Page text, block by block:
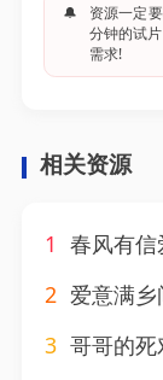
🔔
资源一定
分钟的试
需求!
相关资源
1 春风有信爱
2 爱意满
3 哥哥的死对